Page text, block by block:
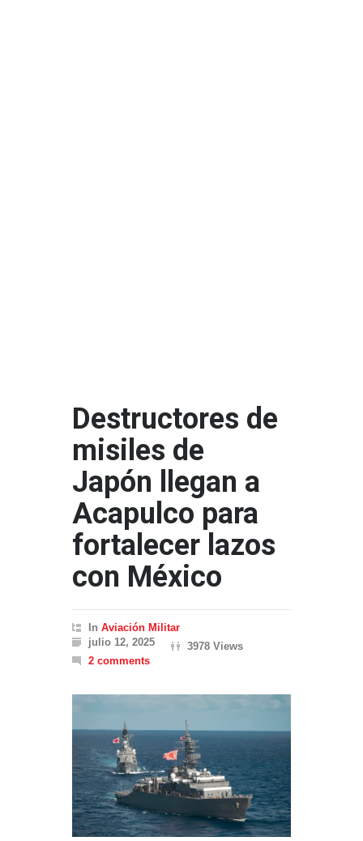
Destructores de
misiles de
Japón llegan a
Acapulco para
fortalecer lazos
con México
In Aviación Militar
julio 12, 2025
3978 Views
2 comments